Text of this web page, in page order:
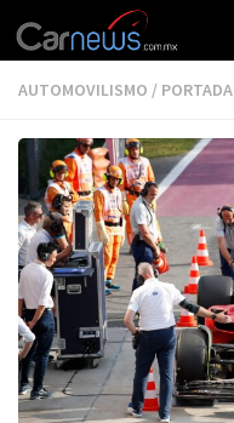
AUTOMOVILISMO / PORTADA